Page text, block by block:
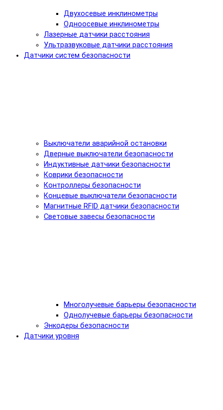
Двухосевые инклинометры
Одноосевые инклинометры
Лазерные датчики расстояния
Ультразвуковые датчики расстояния
Датчики систем безопасности
Выключатели аварийной остановки
Дверные выключатели безопасности
Индуктивные датчики безопасности
Коврики безопасности
Контроллеры безопасности
Концевые выключатели безопасности
Магнитные RFID датчики безопасности
Световые завесы безопасности
Многолучевые барьеры безопасности
Однолучевые барьеры безопасности
Энкодеры безопасности
Датчики уровня